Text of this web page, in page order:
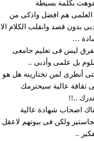
بكلمة بسيطة
العلمى هم افضل واذكى من
بدون قصد وانقلب الكلام الا
…
ليس فى تعليم جامعى
بل علمى وأدبى ..
أنظرى لمن تختارينه هل هو
ثقافة عالية سيحترمك
..!!
اصحاب شهادة عالية
ولكن فى بيوتهم لاعقل
..